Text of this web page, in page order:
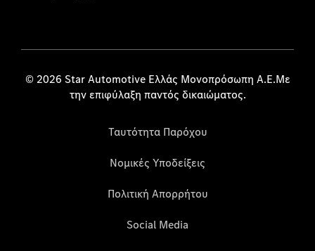
© 2026 Star Automotive Ελλάς Μονοπρόσωπη Α.Ε.Με
την επιφύλαξη παντός δικαιώματος.
Ταυτότητα Παρόχου
Νομικές Υποδείξεις
Πολιτική Απορρήτου
Social Media